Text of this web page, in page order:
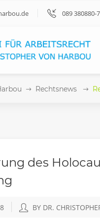
089 380880-
Rechtsnews
des
BY DR.